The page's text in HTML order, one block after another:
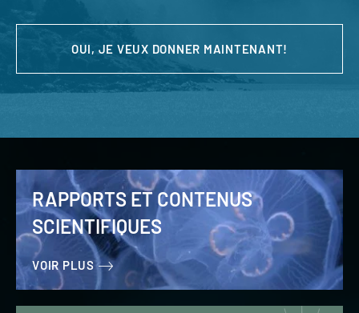
OUI, JE VEUX DONNER MAINTENANT!
RAPPORTS ET CONTENUS
SCIENTIFIQUES
VOIR PLUS